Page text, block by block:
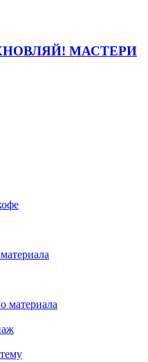
МАСТЕРИ
материала